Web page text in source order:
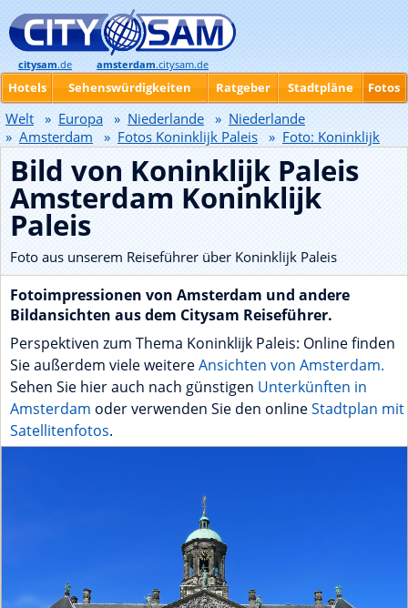
Bild von Koninklijk Paleis
Amsterdam Koninklijk
Paleis
Foto aus unserem Reiseführer über Koninklijk Paleis
Fotoimpressionen von Amsterdam und andere
Bildansichten aus dem Citysam Reiseführer.
Perspektiven zum Thema Koninklijk Paleis: Online finden
Sie außerdem viele weitereAnsichten von Amsterdam.
Sehen Sie hier auch nach günstigen Unterkünften in
Amsterdam oder verwenden Sie den onlineStadtplan mit
Satellitenfotos.
citysam.de amsterdam.citysam.de
Hotels Sehenswürdigkeiten Ratgeber Stadtpläne Fotos
Welt » Europa » Niederlande » Niederlande
» Amsterdam » Fotos Koninklijk Paleis » Foto: Koninklijk
Paleis